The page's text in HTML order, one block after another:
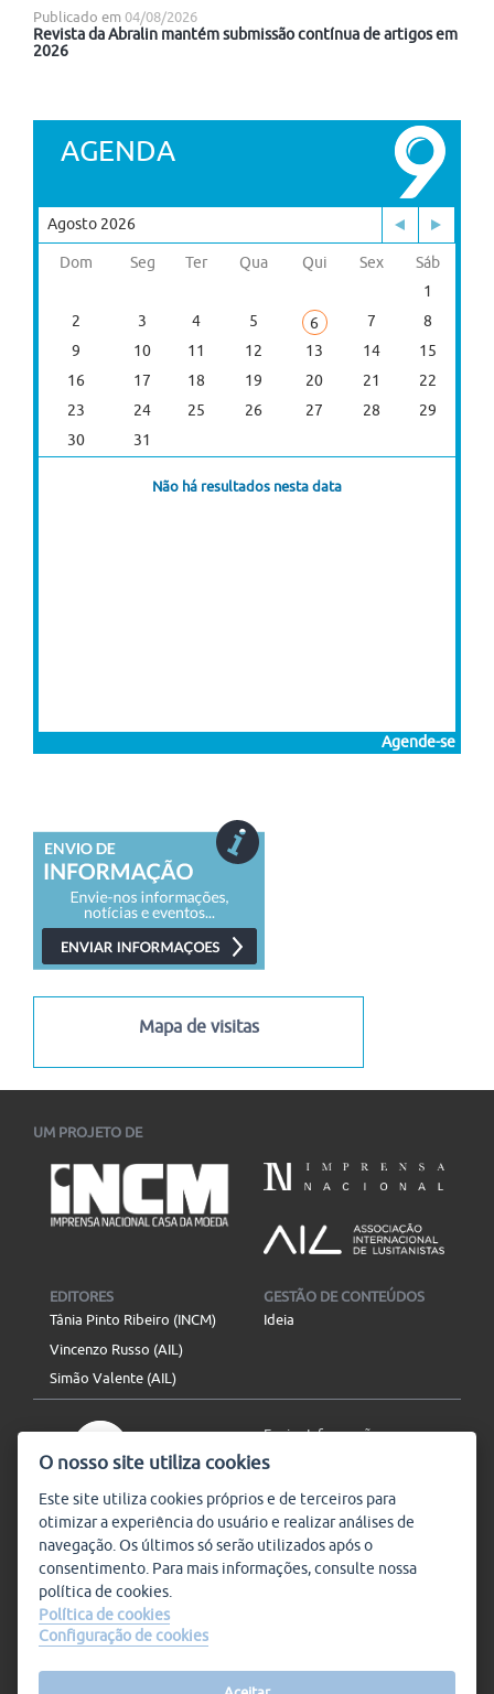
Publicado em 04/08/2026
Revista da Abralin mantém submissão contínua de artigos em
2026
AGENDA
Agosto 2026
Dom Seg Ter Qua Qui Sex
Sáb
1
2
3 4 5 6 7
8
9
10 11 12 13 14
15
16
17 18 19 20 21
22
23
24 25 26 27 28
29
30
31
Não há resultados nesta data
Agende-se
Mapa de visitas
UM PROJETO DE
EDITORES
Tânia Pinto Ribeiro (INCM)
Vincenzo Russo (AIL)
Simão Valente (AIL)
GESTÃO DE CONTEÚDOS
Ideia
Subscrever
Enviar Informação
Aviso Legal
Mapa do site
SIGA-NOS
Condições de Utilização
O nosso site utiliza cookies
Este site utilizacookies próprios e de terceiros para
otimizar a experiência do usuário e realizar análises de
navegação. Os últimos só serão utilizados após o
consentimento. Para mais informações, consulte nossa
política decookies
Política de cookies
Configuração de cookies